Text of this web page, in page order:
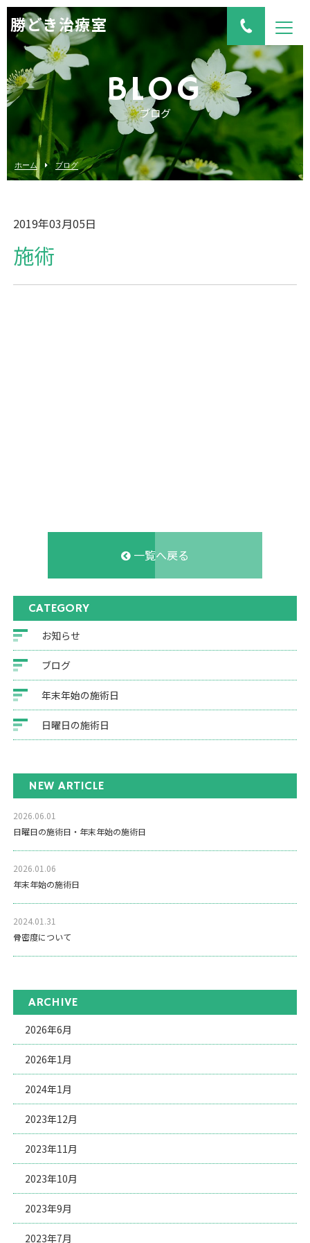
勝どき治療室
BLOG
ブログ
ホーム ブログ
2019年03月05日
施術
一覧へ戻る
CATEGORY
お知らせ
ブログ
年末年始の施術日
日曜日の施術日
NEW ARTICLE
2026.06.01
日曜日の施術日・年末年始の施術日
2026.01.06
年末年始の施術日
2024.01.31
骨密度について
ARCHIVE
2026年6月
2026年1月
2024年1月
2023年12月
2023年11月
2023年10月
2023年9月
2023年7月